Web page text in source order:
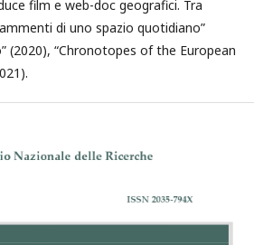
film e web-doc geografici. Tra
di uno spazio quotidiano”
(2020), “Chronotopes of the European